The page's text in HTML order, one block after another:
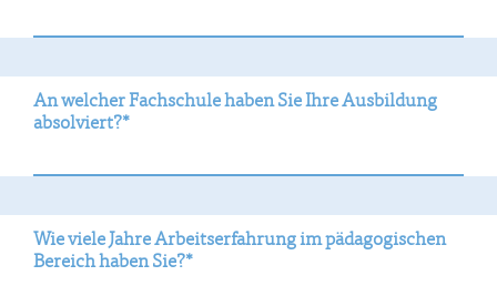
An welcher Fachschule haben Sie Ihre Ausbildung
absolviert?*
Wie viele Jahre Arbeitserfahrung im pädagogischen
Bereichhaben Sie?*